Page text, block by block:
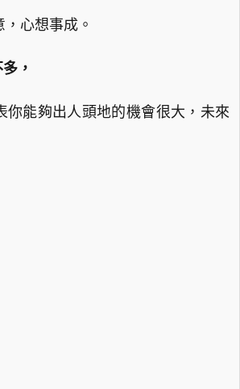
心想事成。
，
你能夠出人頭地的機會很大，未來